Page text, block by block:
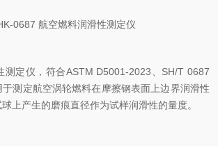
0687 航空燃料润滑性测定仪
定仪，符合ASTM D5001-2023、SH/T 0687
测定航空涡轮燃料在摩擦钢表面上边界润滑性
上产生的磨痕直径作为试样润滑性的量度。